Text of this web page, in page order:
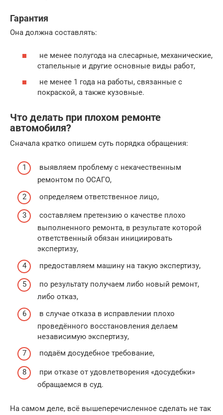
Гарантия
Она должна составлять:
не менее полугода на слесарные, механические,
стапельные и другие основные виды работ,
не менее 1 года на работы, связанные с
покраской, а также кузовные.
Что делать при плохом ремонте
автомобиля?
Сначала кратко опишем суть порядка обращения:
выявляем проблему с некачественным
ремонтом по ОСАГО,
определяем ответственное лицо,
составляем претензию о качестве плохо
выполненного ремонта, в результате которой
ответственный обязан инициировать
экспертизу,
предоставляем машину на такую экспертизу,
по результату получаем либо новый ремонт,
либо отказ,
в случае отказа в исправлении плохо
проведённого восстановления делаем
независимую экспертизу,
подаём досудебное требование,
при отказе от удовлетворения «досудебки»
обращаемся в суд.
На самом деле, всё вышеперечисленное сделать не так